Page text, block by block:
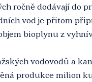
ročně dodávají do
vod je přitom
bioplynu z
vodovodů a
produkce milion